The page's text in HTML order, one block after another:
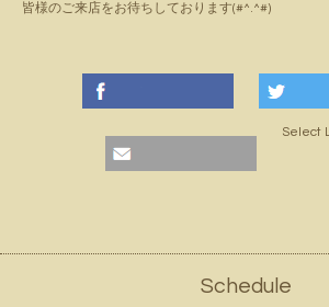
皆様のご来店をお待ちしております(#^.^#)
Select
Schedule